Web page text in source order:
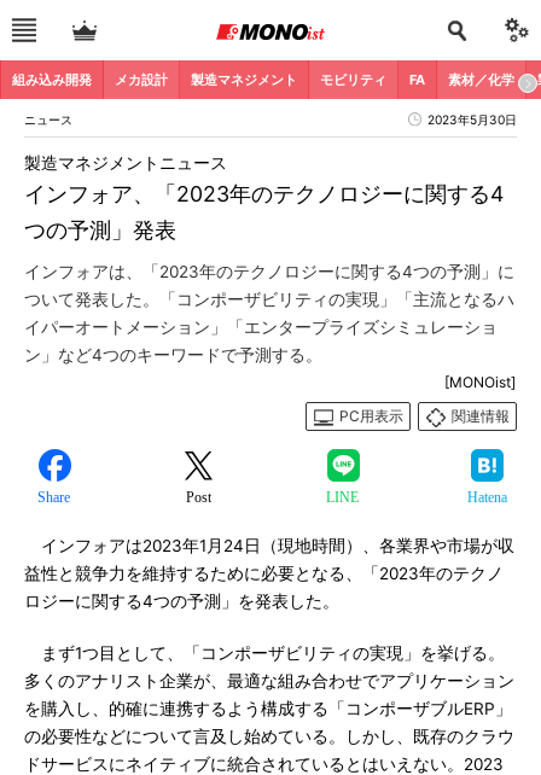
組み込み開発 メカ設計 製造マネジメント モビリティ FA 素材／化学
ニュース 2023年5月30日
インフォア、「2023年のテクノロジーに関する4
つの予測」発表
製造マネジメントニュース
インフォアは、「2023年のテクノロジーに関する4つの予測」に
ついて発表した。「コンポーザビリティの実現」「主流となるハ
イパーオートメーション」「エンタープライズシミュレーショ
ン」など4つのキーワードで予測する。
[MONOist]
PC用表示
関連情報
Share Post LINE Hatena
インフォアは2023年1月24日（現地時間）、各業界や市場が収
益性と競争力を維持するために必要となる、「2023年のテクノ
ロジーに関する4つの予測」を発表した。
まず1つ目として、「コンポーザビリティの実現」を挙げる。
多くのアナリスト企業が、最適な組み合わせでアプリケーション
を購入し、的確に連携するよう構成する「コンポーザブルERP」
の必要性などについて言及し始めている。しかし、既存のクラウ
ドサービスにネイティブに統合されているとはいえない。2023